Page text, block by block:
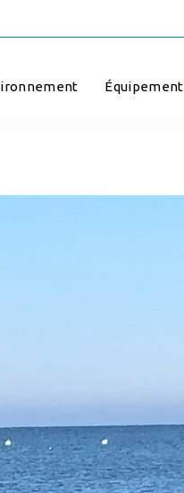
Équipement